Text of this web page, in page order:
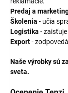
Predaj a
Školenia - učia
Logistika -
Export-
Naše výrobky sú
sveta.